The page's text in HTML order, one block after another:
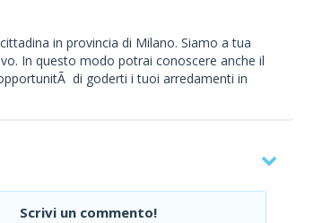
in provincia di Milano. Siamo a tua
In questo modo potrai conoscere anche il
di goderti i tuoi arredamenti in
Scrivi un commento!